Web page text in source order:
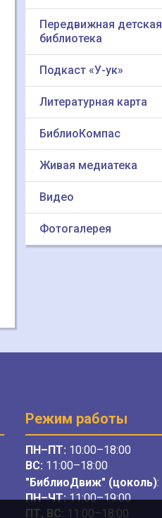
Передвижная детская
библиотека
Подкаст «У-ук»
Литературная карта
БиблиоКомпас
Живая медиатека
Видео
Фотогалерея
Режим работы
ПН–ПТ: 10:00–18:00
ВС: 11:00–18:00
"БиблиоДвиж" (цоколь):
ПН–ЧТ:11:00–19:00
ПТ, ВС: 11:00–18:00